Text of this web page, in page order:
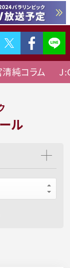
純コラム
Twitter
ル